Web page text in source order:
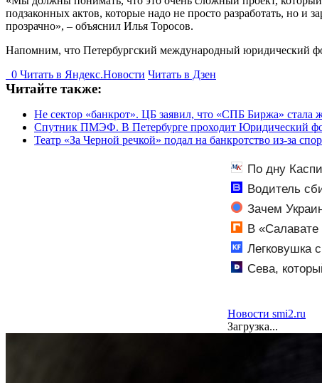
подзаконных актов, которые надо не просто разработать, но
прозрачно», – объяснил Илья Торосов.
Напомним, что Петербургский международный юридический
0 Читать в Яндекс.Новости Читать в Дзен
Читайте также:
Не сектор «банкрот». ЦБ заявил, что «СПБ Биржа» стала
Спутник ПМЭФ. В Петербурге проходит Юридический
Театр «За Черной речкой» подал на банкротство из-за
По дну
Водитель
- Новости на
Зачем
В «Салавате
межсезонье
Легковушка
06/08/2026 –
Сева,
Новости smi2.ru
Загрузка...